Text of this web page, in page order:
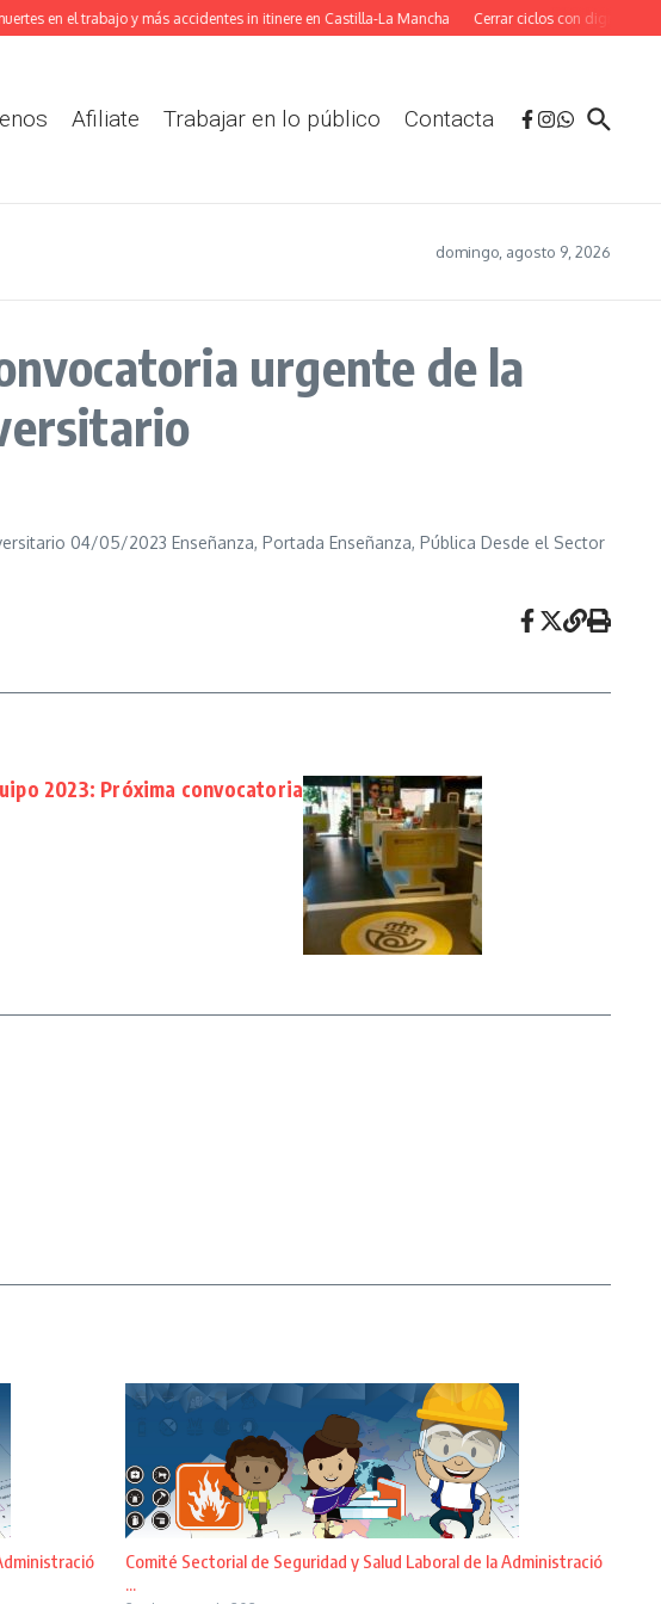
en el trabajo y más accidentes in itinere en Castilla-La Mancha Cerrar ciclos con dignidad:
Afiliate Trabajar en lo público Contacta
domingo, agosto 9, 2026
urgente de la
04/05/2023 Enseñanza, Portada Enseñanza, Pública Desde el Sector
2023: Próxima convocatoria
Comité Sectorial de Seguridad y Salud Laboral de la Administració
...